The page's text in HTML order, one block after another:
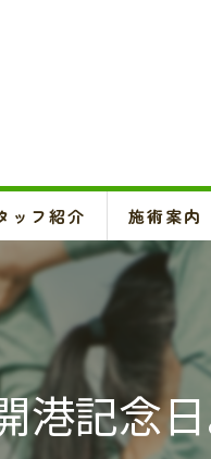
ッフ紹介 施術案内
頚椎、背
ハイボル
鍼灸(はり
悪阻・安
港記念